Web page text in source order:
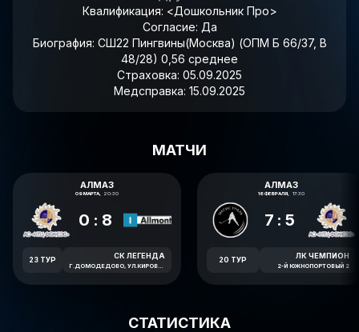
Квалификация: <Дошкольник Про>
Согласие: Да
Биография: СШ22 Пингвины(Москва) (ОПМ Б 66/37, В
48/28) 0,56 среднее
Страховка: 05.09.2025
Медсправка: 15.09.2025
МАТЧИ
АЛМАЗ
09 МАРТА, 20:30
0:8
23 ТУР СК ЛЕГЕНДА
АЛМАЗ
16 ФЕВРАЛЯ, 17:30
7:5
20 ТУР ЛК ЧЕМПИОН
2-Й ЮЖНОПОРТОВЫЙ 2
СТАТИСТИКА